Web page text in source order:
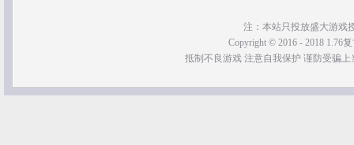
注：本站只投放盛大游戏
Copyright © 2016 - 2018 1.76
抵制不良游戏 注意自我保护 谨防受骗